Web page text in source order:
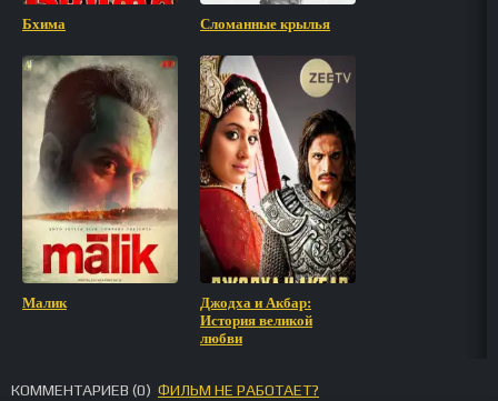
Бхима Сломанные крылья
Малик
Джодха и Акбар:
История великой
любви
КОММЕНТАРИЕВ (0) ФИЛЬМ НЕ РАБОТАЕТ?